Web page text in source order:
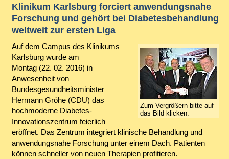
Klinikum Karlsburg forciert anwendungsnahe
Forschung und gehört bei Diabetesbehandlung
weltweit zur ersten Liga
Zum Vergrößern bitte auf
das Bild klicken.
Auf dem Campus des Klinikums
Karlsburg wurde am
Montag (22. 02. 2016) in
Anwesenheit von
Bundesgesundheitsminister
Hermann Gröhe (CDU) das
hochmoderne Diabetes-
Innovationszentrum feierlich
eröffnet. Das Zentrum integriert klinische Behandlung und
anwendungsnahe Forschung unter einem Dach. Patienten
können schneller von neuen Therapien profitieren.